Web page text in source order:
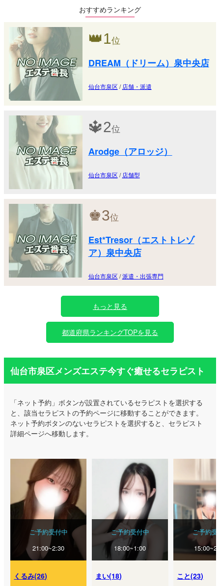
おすすめランキング
👑1位
DREAM（ドリーム）泉中央店
仙台市泉区/ 店舗・派遣
🔱2位
Arodge（アロッジ）
仙台市泉区/ 店舗型
♚3位
Est*Tresor（エストトレゾ
ア）泉中央店
仙台市泉区/派遣・出張専門
もっと見る
都道府県ランキングTOPを見る
仙台市泉区メンズエステ今すぐ癒せるセラピスト
「ネット予約」ボタンが設置されているセラピストを選択する
と、該当セラピストの予約ページに移動することができます。
ネット予約ボタンのないセラピストを選択すると、セラピスト
詳細ページへ移動します。
ご予約受付中
21:00~2:30
くるみ(26)
ご予約受付中
18:00~1:00
まい(18)
ご予約受
こと(23)